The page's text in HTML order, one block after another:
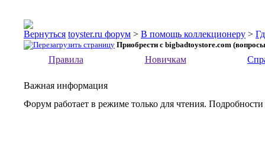
toyster.ru форум > В помощь коллекционеру >
Приобрести с bigbadtoystore.com
Правила Новичкам
Важная информация
Форум работает в режиме только для чтения.